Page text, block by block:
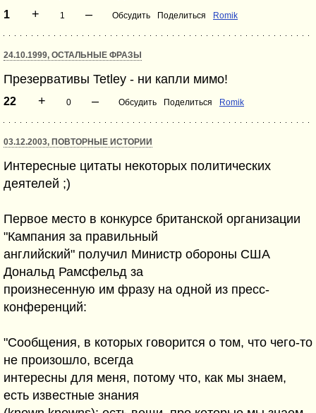
1 + 1 – Обсудить Поделиться Romik
24.10.1999, ОСТАЛЬНЫЕ ФРАЗЫ
Презервативы Tetley - ни капли мимо!
22 + 0 – Обсудить Поделиться Romik
03.12.2003, ПОВТОРНЫЕ ИСТОРИИ
Интересные цитаты некоторых политических
деятелей ;)
Первое место в конкурсе британской организации
"Кампания за правильный
английский" получил Министр обороны США
Дональд Рамсфельд за
произнесенную им фразу на одной из пресс-
конференций:
"Сообщения, в которых говорится о том, что чего-то
не произошло, всегда
интересны для меня, потому что, как мы знаем,
есть известные знания